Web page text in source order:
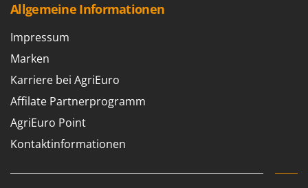
Allgemeine Informationen
Impressum
Marken
Karriere bei AgriEuro
Affilate Partnerprogramm
AgriEuro Point
Kontaktinformationen